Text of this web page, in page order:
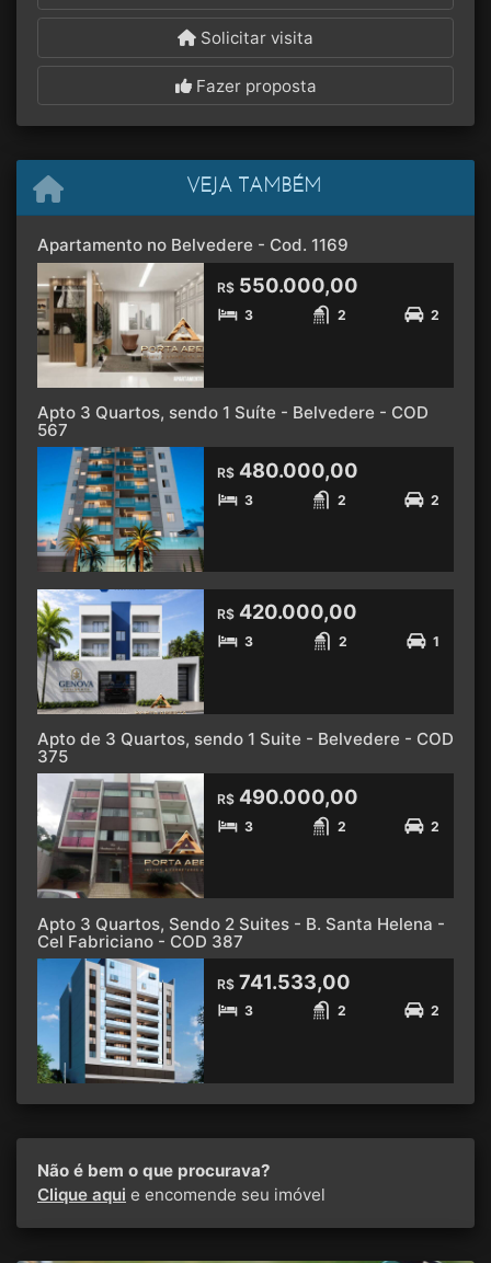
Solicitar visita
Fazer proposta
VEJA TAMBÉM
Apartamento no Belvedere - Cod. 1169
R$ 550.000,00
3 2 2
Apto 3 Quartos, sendo 1 Suíte - Belvedere - COD
567
R$ 480.000,00
3 2 2
R$ 420.000,00
3 2 1
Apto de 3 Quartos, sendo 1 Suite - Belvedere - COD
375
R$ 490.000,00
3 2 2
Apto 3 Quartos, Sendo 2 Suites - B. Santa Helena -
Cel Fabriciano - COD 387
R$ 741.533,00
3 2 2
Não é bem o que procurava?
Clique aqui e encomende seu imóvel